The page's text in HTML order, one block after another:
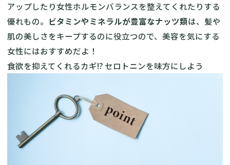
アップしたり女性ホルモンバランスを整えてくれたりする
優れもの。 ビタミンやミネラルが豊富なナッツ類は、髪や
肌の美しさをキープするのに役立つので、美容を気にする
女性にはおすすめだよ！
食欲を抑えてくれるカギ!? セロトニンを味方にしよう